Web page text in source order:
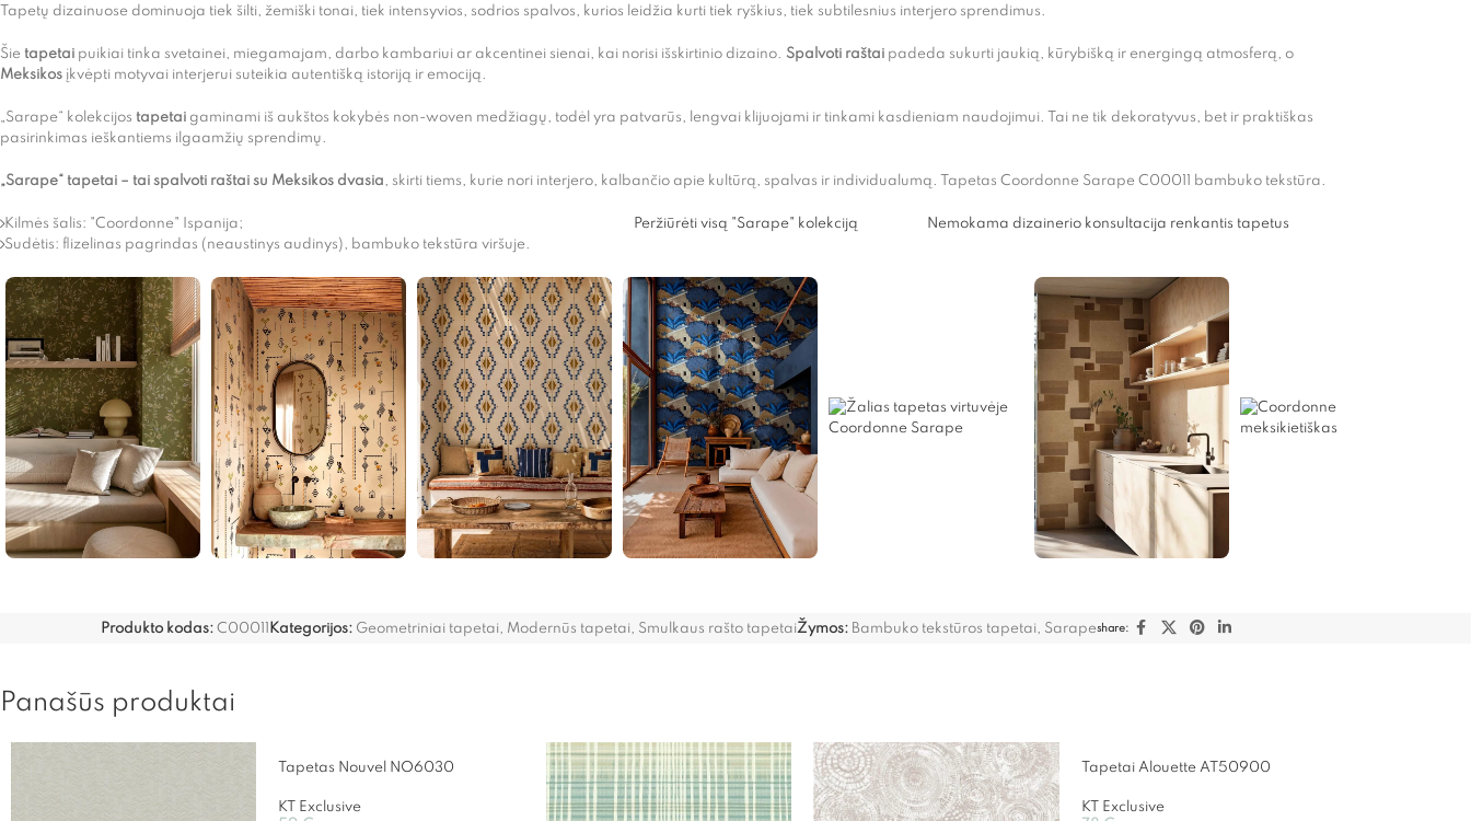
Tapetų dizainuose dominuoja tiek šilti, žemiški tonai, tiek intensyvios, sodrios spalvos, kurios leidžia kurti tiek ryškius, tiek subtilesnius interjero sprendimus.
Šie tapetai puikiai tinka svetainei, miegamajam, darbo kambariui ar akcentinei sienai, kai norisi išskirtinio dizaino. Spalvoti raštai padeda sukurti jaukią, kūrybišką ir energingą atmosferą, o
Meksikos įkvėpti motyvai interjerui suteikia autentišką istoriją ir emociją.
„Sarape“ kolekcijos tapetai gaminami iš aukštos kokybės non-woven medžiagų, todėl yra patvarūs, lengvai klijuojami ir tinkami kasdieniam naudojimui. Tai ne tik dekoratyvus, bet ir praktiškas
pasirinkimas ieškantiems ilgaamžių sprendimų.
„Sarape“ tapetai – tai spalvoti raštai su Meksikos dvasia, skirti tiems, kurie nori interjero, kalbančio apie kultūrą, spalvas ir individualumą. Tapetas Coordonne Sarape C00011 bambuko tekstūra.
Kilmės šalis: "Coordonne" Ispanija;
Sudėtis: flizelinas pagrindas (neaustinys audinys), bambuko tekstūra viršuje.
Peržiūrėti visą "Sarape" kolekciją Nemokama dizainerio konsultacija renkantis tapetus
Produkto kodas: C00011 Kategorijos: Geometriniai tapetai Modernūs tapetai Smulkaus rašto tapetaiŽymos: Bambuko tekstūros tapetai Sarapeshare:
Panašūs produktai
Tapetas Nouvel NO6030
KT Exclusive
Tapetai Alouette AT50900
KT Exclusive